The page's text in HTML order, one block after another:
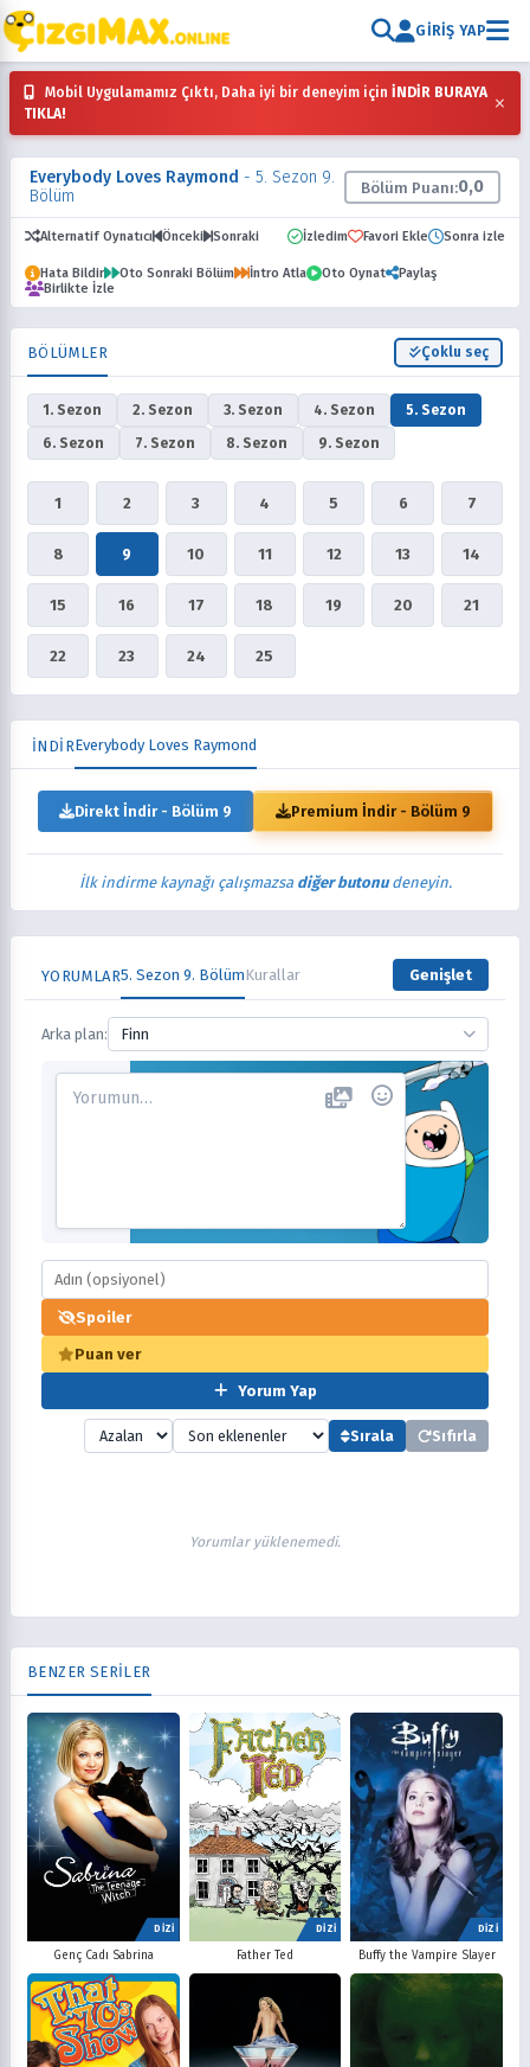
GIRIŞ YAP
Mobil Uygulamamız Çıktı, Daha iyi bir deneyim için İNDİR BURAYA
TIKLA!
×
Everybody Loves Raymond - 5. Sezon 9.
Bölüm
Bölüm Puanı:0,0
Alternatif Oynatıcı Önceki Sonraki İzledim Favori Ekle Sonra izle
Hata Bildir Oto Sonraki Bölüm İntro Atla Oto Oynat
Paylaş
Birlikte İzle
BÖLÜMLER Çoklu seç
1. Sezon 2. Sezon 3. Sezon 4. Sezon
5. Sezon
6. Sezon
7. Sezon 8. Sezon 9. Sezon
1 2 3 4 5 6 7
8 9 10 11 12 13 14
15 16 17 18 19 20 21
22 23 24 25
İNDİREverybody Loves Raymond
Direkt İndir - Bölüm 9 Premium İndir - Bölüm 9
İlk indirme kaynağı çalışmazsa diğer butonudeneyin.
YORUMLAR5. Sezon 9. BölümKurallar Genişlet
Arka plan: Finn
Spoiler
Puan ver
Yorum Yap
Sırala Sıfırla
Yorumlar yüklenemedi.
BENZER SERİLER
DİZİ
Genç Cadı Sabrina
DİZİ
Father Ted
DİZİ
Buffy the Vampire Slayer